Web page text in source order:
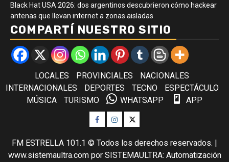
Black Hat USA 2026: dos argentinos descubrieron cómo hackear
antenas que llevan internet a zonas aisladas
COMPARTÍ NUESTRO SITIO
LOCALES PROVINCIALES
NACIONALES
INTERNACIONALES
DEPORTES TECNO
ESPECTÁCULO
MÚSICA
TURISMO WHATSAPP APP
Facebook
Instagram
Twitter
FM ESTRELLA 101.1 © Todos los derechos reservados. |
www.sistemaultra.compor SISTEMAULTRA: Automatización